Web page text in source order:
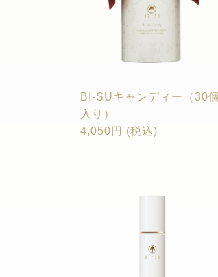
BI-SUキャンディー（30個
入り）
4,050円 (税込)